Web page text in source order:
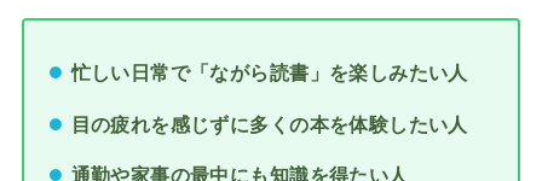
忙しい日常で「ながら読書」を楽しみたい人
目の疲れを感じずに多くの本を体験したい人
通勤や家事の最中にも知識を得たい人